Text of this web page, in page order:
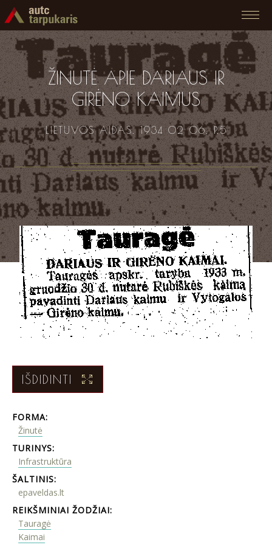
ŽINUTĖ APIE DARIAUS IR
GIRĖNO KAIMUS
LIETUVOS AIDAS. 1934 02 06. P.5
IŠDIDINTI
FORMA:
Žinutė
TURINYS:
Infrastruktūra
ŠALTINIS:
epaveldas.lt
REIKŠMINIAI ŽODŽIAI:
Tauragė
Kaimai